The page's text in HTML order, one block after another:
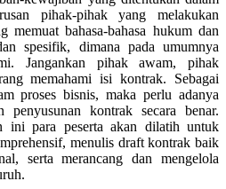
pihak-pihak yang melakukan
memuat bahasa-bahasa hukum dan
spesifik, dimana pada umumnya
Jangankan pihak awam, pihak
memahami isi kontrak. Sebagai
proses bisnis, maka perlu adanya
penyusunan kontrak secara benar.
ini para peserta akan dilatih untuk
menulis draft kontrak baik
serta merancang dan mengelola